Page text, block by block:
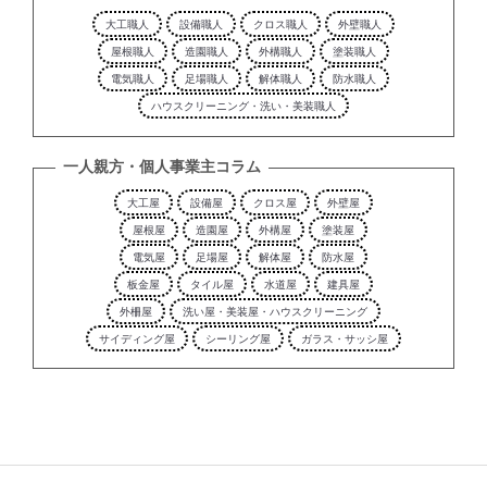
大工職人 設備職人 クロス職人
外壁職人
屋根職人
造園職人 外構職人
塗装職人
電気職人
足場職人 解体職人
防水職人
ハウスクリーニング・洗い・美装職人
一人親方・個人事業主コラム
大工屋 設備屋 クロス屋
外壁屋
屋根屋
造園屋 外構屋
塗装屋
電気屋
足場屋 解体屋
防水屋
板金屋
タイル屋 水道屋
建具屋
外柵屋
洗い屋・美装屋・ハウスクリーニング
サイディング屋
シーリング屋 ガラス・サッシ屋